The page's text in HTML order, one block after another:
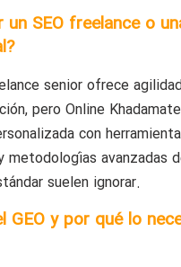
un SEO freelance o
senior ofrece
pero Online
con
metodologías avanzadas
suelen ignorar.
GEO y por qué lo